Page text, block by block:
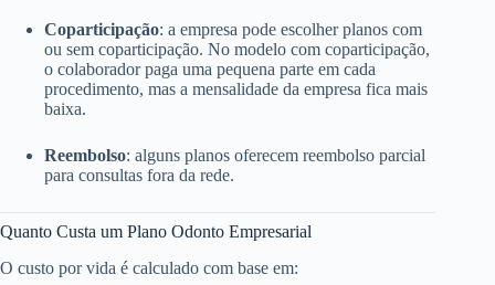
Coparticipação: a empresa pode escolher planos com
ou sem coparticipação. No modelo com coparticipação,
o colaborador paga uma pequena parte em cada
procedimento, mas a mensalidade da empresa fica mais
baixa.
Reembolso: alguns planos oferecem reembolso parcial
para consultas fora da rede.
Quanto Custa um Plano Odonto Empresarial
O custo por vida é calculado com base em: